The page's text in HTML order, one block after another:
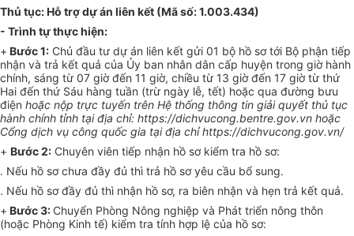
Thủ tục: Hỗ trợ dự án liên kết (Mã số: 1.003.434)
- Trình tự thực hiện:
+ Bước 1: Chủ đầu tư dự án liên kết gửi 01 bộ hồ sơ tới Bộ phận tiếp
nhận và trả kết quả của Ủy ban nhân dân cấp huyện trong giờ hành
chính, sáng từ 07 giờ đến 11 giờ, chiều từ 13 giờ đến 17 giờ từ thứ
Hai đến thứ Sáu hàng tuần (trừ ngày lễ, tết) hoặc qua đường bưu
điện hoặc nộp trực tuyến trên Hệ thống thông tin giải quyết thủ tục
hành chính tỉnh tại địa chỉ: https://dichvucong.bentre.gov.vn hoặc
Cổng dịch vụ công quốc gia tại địa chỉ https://dichvucong.gov.vn/
+ Bước 2: Chuyên viên tiếp nhận hồ sơ kiểm tra hồ sơ:
. Nếu hồ sơ chưa đầy đủ thì trả hồ sơ yêu cầu bổ sung.
. Nếu hồ sơ đầy đủ thì nhận hồ sơ, ra biên nhận và hẹn trả kết quả.
+ Bước 3: Chuyển Phòng Nông nghiệp và Phát triển nông thôn
(hoặc Phòng Kinh tế) kiểm tra tính hợp lệ của hồ sơ: